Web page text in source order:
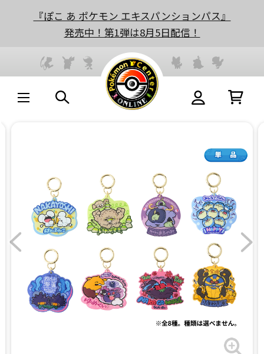
『ぽこ あ ポケモン エキスパンションパス』
発売中！第1弾は8月5日配信！